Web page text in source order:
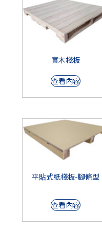
實木棧板
查看內容
平貼式紙棧板-腳條型
查看內容